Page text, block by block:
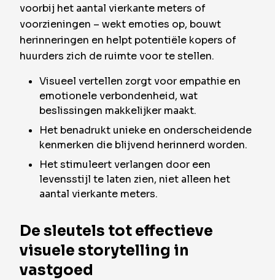
voorbij het aantal vierkante meters of
voorzieningen – wekt emoties op, bouwt
herinneringen en helpt potentiële kopers of
huurders zich de ruimte voor te stellen.
Visueel vertellen zorgt voor empathie en
emotionele verbondenheid, wat
beslissingen makkelijker maakt.
Het benadrukt unieke en onderscheidende
kenmerken die blijvend herinnerd worden.
Het stimuleert verlangen door een
levensstijl te laten zien, niet alleen het
aantal vierkante meters.
De sleutels tot effectieve
visuele storytelling in
vastgoed